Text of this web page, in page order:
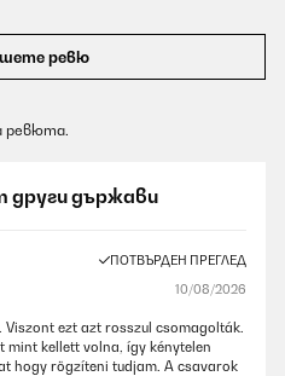
ревю
ревюта.
други държави
ПОТВЪРДЕН ПРЕГЛЕД
10/08/2026
ezt azt rosszul csomagolták.
mint kellett volna, így kénytelen
hogy rögzíteni tudjam. A csavarok